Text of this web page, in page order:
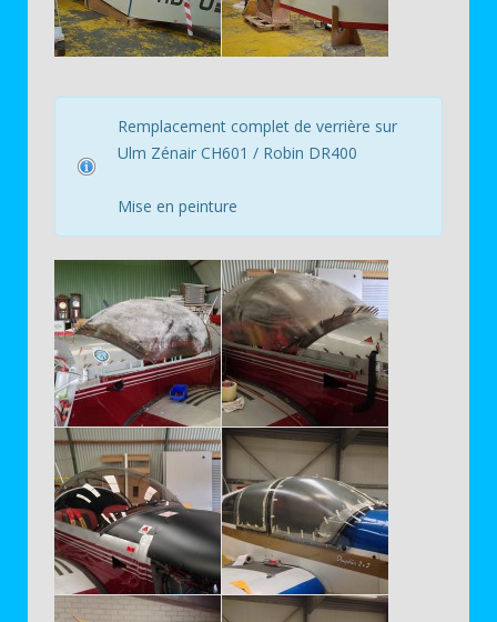
Remplacement complet de verrière sur
Ulm Zénair CH601 / Robin DR400
Mise en peinture